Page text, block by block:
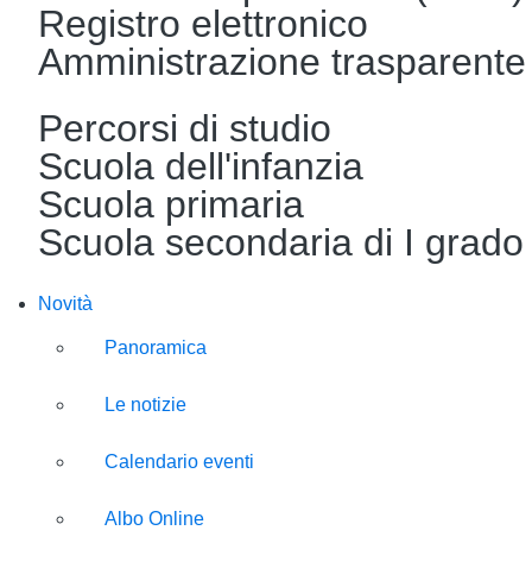
Registro elettronico
Amministrazione trasparente
Percorsi di studio
Scuola dell'infanzia
Scuola primaria
Scuola secondaria di I grado
Novità
Panoramica
Le notizie
Calendario eventi
Albo Online